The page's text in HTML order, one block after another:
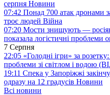
серпня Новини
07:42 Понад 700 атак дронами
троє людей Війна
07:20 Мости знищують —
показала логістичні проблеми
7 Серпня
22:05 «Голодні ігри» за
проблеми зі світлом і водою
19:11 Спека у Запоріжжі
одразу на 12 градусів Новини
Всі новини